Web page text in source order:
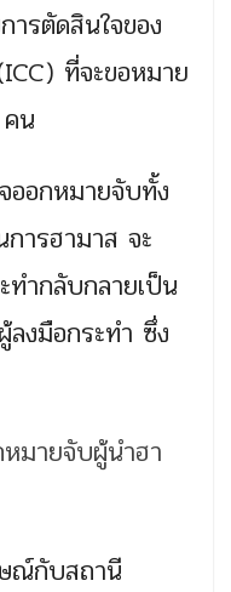
ารตัดสินใจของ
ที่จะขอหมาย
น
ออกหมายจับทั้ง
ารฮามาส จะ
ทำกลับกลายเป็น
ลงมือกระทำ ซึ่ง
ษณ์กับสถานี